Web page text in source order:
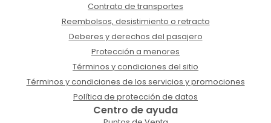
Contrato de transportes
Reembolsos, desistimiento o retracto
Deberes y derechos del pasajero
Protección a menores
Términos y condiciones del sitio
Términos y condiciones de los servicios y promociones
Política de protección de datos
Centro de ayuda